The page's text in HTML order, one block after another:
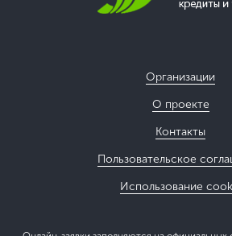
Организации
О проекте
Контакты
Пользовательское
Использование